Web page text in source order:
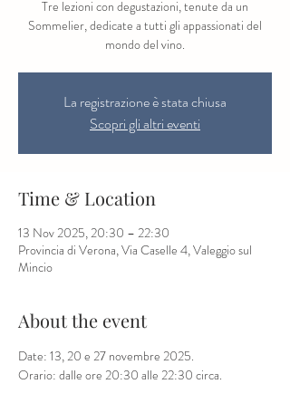
Tre lezioni con degustazioni, tenute da un
Sommelier, dedicate a tutti gli appassionati del
mondo del vino.
La registrazione è stata chiusa
Scopri gli altri eventi
Time & Location
13 Nov 2025, 20:30 – 22:30
Provincia di Verona, Via Caselle 4, Valeggio sul
Mincio
About the event
Date: 13, 20 e 27 novembre 2025.
Orario: dalle ore 20:30 alle 22:30 circa.